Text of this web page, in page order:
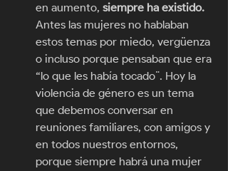
en aumento, siempre ha existido.
Antes las mujeres no hablaban
estos temas por miedo, vergüenza
o incluso porque pensaban que era
“lo que les había tocado¨. Hoy la
violencia de género es un tema
que debemos conversar en
reuniones familiares, con amigos y
en todos nuestros entornos,
porque siempre habrá una mujer